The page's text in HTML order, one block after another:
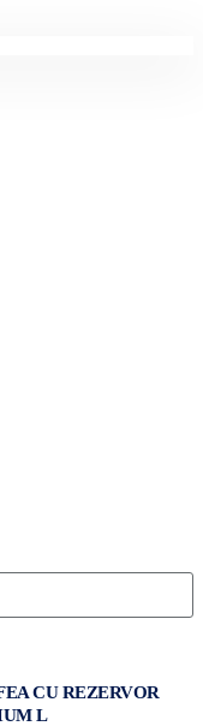
CU REZERVOR
L